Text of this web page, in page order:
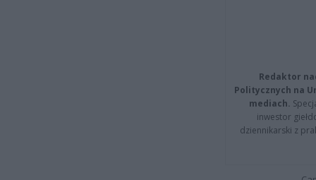
Redaktor
Politycznych na
mediach.
inwestor
dziennikarski z